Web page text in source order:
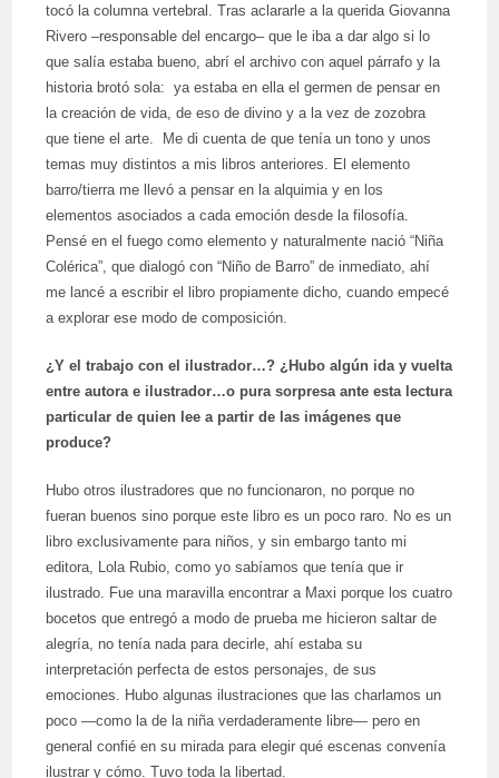
tocó la columna vertebral. Tras aclararle a la querida Giovanna
Rivero –responsable del encargo– que le iba a dar algo si lo
que salía estaba bueno, abrí el archivo con aquel párrafo y la
historia brotó sola: ya estaba en ella el germen de pensar en
la creación de vida, de eso de divino y a la vez de zozobra
que tiene el arte. Me di cuenta de que tenía un tono y unos
temas muy distintos a mis libros anteriores. El elemento
barro/tierra me llevó a pensar en la alquimia y en los
elementos asociados a cada emoción desde la filosofía.
Pensé en el fuego como elemento y naturalmente nació “Niña
Colérica”, que dialogó con “Niño de Barro” de inmediato, ahí
me lancé a escribir el libro propiamente dicho, cuando empecé
a explorar ese modo de composición.
¿Y el trabajo con el ilustrador…? ¿Hubo algún ida y vuelta
entre autora e ilustrador…o pura sorpresa ante esta lectura
particular de quien lee a partir de las imágenes que
produce?
Hubo otros ilustradores que no funcionaron, no porque no
fueran buenos sino porque este libro es un poco raro. No es un
libro exclusivamente para niños, y sin embargo tanto mi
editora, Lola Rubio, como yo sabíamos que tenía que ir
ilustrado. Fue una maravilla encontrar a Maxi porque los cuatro
bocetos que entregó a modo de prueba me hicieron saltar de
alegría, no tenía nada para decirle, ahí estaba su
interpretación perfecta de estos personajes, de sus
emociones. Hubo algunas ilustraciones que las charlamos un
poco —como la de la niña verdaderamente libre— pero en
general confié en su mirada para elegir qué escenas convenía
ilustrar y cómo. Tuvo toda la libertad.